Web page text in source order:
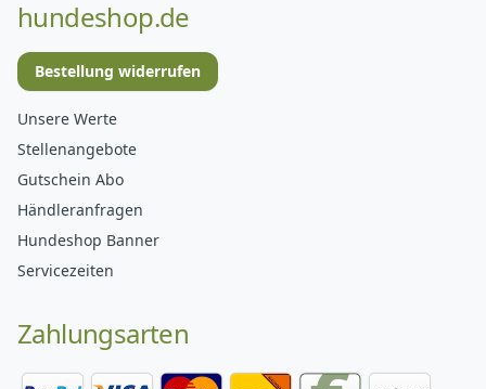
hundeshop.de
Bestellung widerrufen
Unsere Werte
Stellenangebote
Gutschein Abo
Händleranfragen
Hundeshop Banner
Servicezeiten
Zahlungsarten